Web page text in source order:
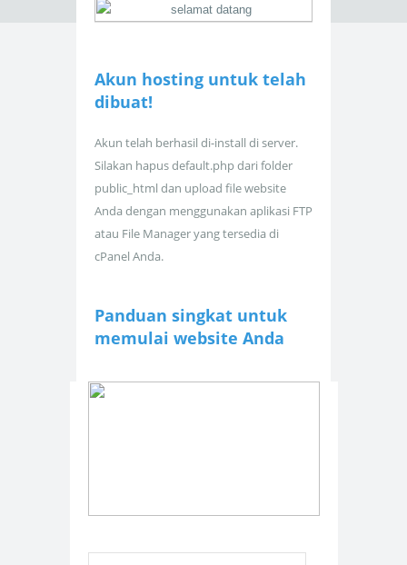
Akun hosting untuk telah
dibuat!
Akun telah berhasil di-install di server.
Silakan hapus default.php dari folder
public_html dan upload file website
Anda dengan menggunakan aplikasi FTP
atau File Manager yang tersedia di
cPanel Anda.
Panduan singkat untuk
memulai website Anda